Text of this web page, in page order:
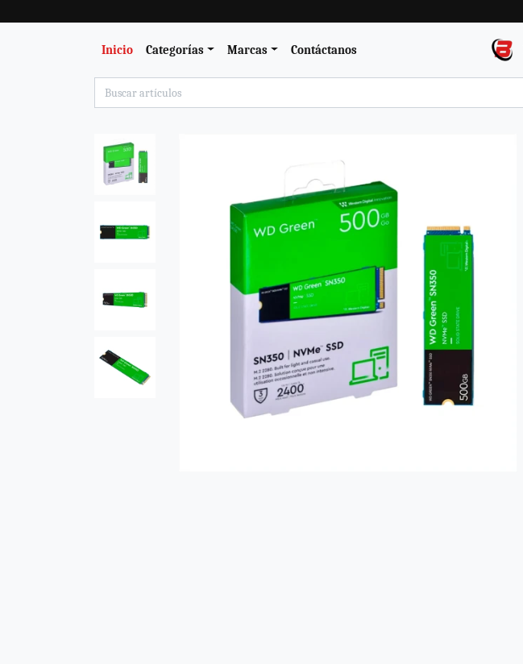
Inicio Categorías Marcas Contáctanos